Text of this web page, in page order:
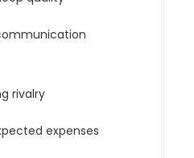
rivalry
expenses